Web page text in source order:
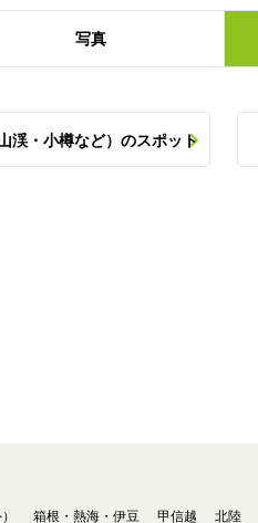
写真
渓・小樽など）のスポット
箱根・熱海・伊豆 甲信越 北陸